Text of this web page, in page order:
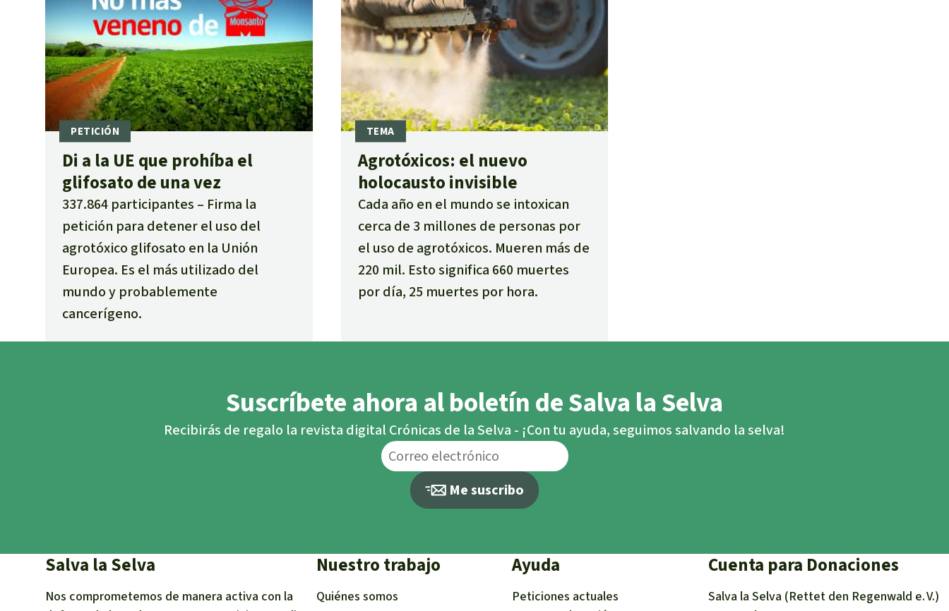
Di a la UE que prohíba el
glifosato de una vez
337.864 participantes
Firma la
petición para detener el uso del
agrotóxico glifosato en la Unión
Europea. Es el más utilizado del
mundo y probablemente
cancerígeno.
Agrotóxicos: el nuevo
holocausto invisible
Cada año en el mundo se intoxican
cerca de 3 millones de personas por
el uso de agrotóxicos. Mueren más de
220 mil. Esto significa 660 muertes
por día, 25 muertes por hora.
Suscríbete ahora al boletín de Salva la Selva
Recibirás de regalo la revista digital Crónicas de la Selva - ¡Con tu ayuda, seguimos salvando la selva!
Me suscribo
Salva la Selva
Nos comprometemos de manera activa con la
Nuestro trabajo
Quiénes somos
Ayuda
Peticiones actuales
Cuenta para Donaciones
Salva la Selva (Rettet den Regenwald e. V.)